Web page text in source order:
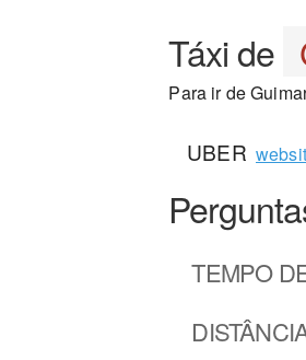
Táxi de
Para ir de
UBER
TEMPO